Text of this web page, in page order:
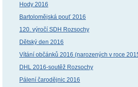
Hody 2016
Bartolomějská pouť 2016
120. výročí SDH Rozsochy
Dětský den 2016
Vítání občánků 2016 (narozených v roce
DHL 2016-soutěž Rozsochy
Pálení čarodějnic 2016